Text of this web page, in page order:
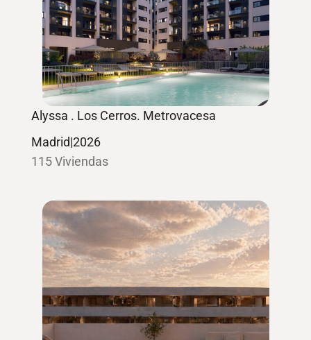
Alyssa . Los Cerros. Metrovacesa
Madrid|2026
115 Viviendas